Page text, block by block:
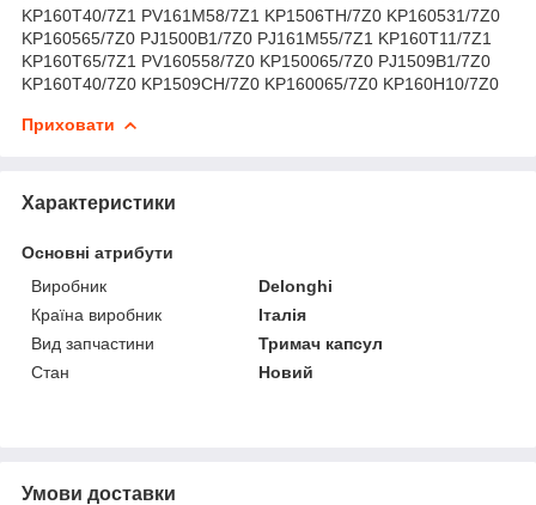
KP160T40/7Z1 PV161M58/7Z1 KP1506TH/7Z0 KP160531/7Z0
KP160565/7Z0 PJ1500B1/7Z0 PJ161M55/7Z1 KP160T11/7Z1
KP160T65/7Z1 PV160558/7Z0 KP150065/7Z0 PJ1509B1/7Z0
KP160T40/7Z0 KP1509CH/7Z0 KP160065/7Z0 KP160H10/7Z0
Приховати
Характеристики
Основні атрибути
Виробник
Delonghi
Країна виробник
Італія
Вид запчастини
Тримач капсул
Стан
Новий
Умови доставки